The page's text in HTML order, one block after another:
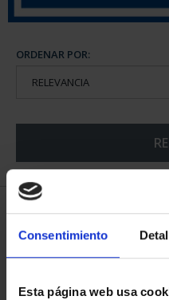
Consentimiento
Esta página web usa
ORDENAR POR:
5 Productos encontrados